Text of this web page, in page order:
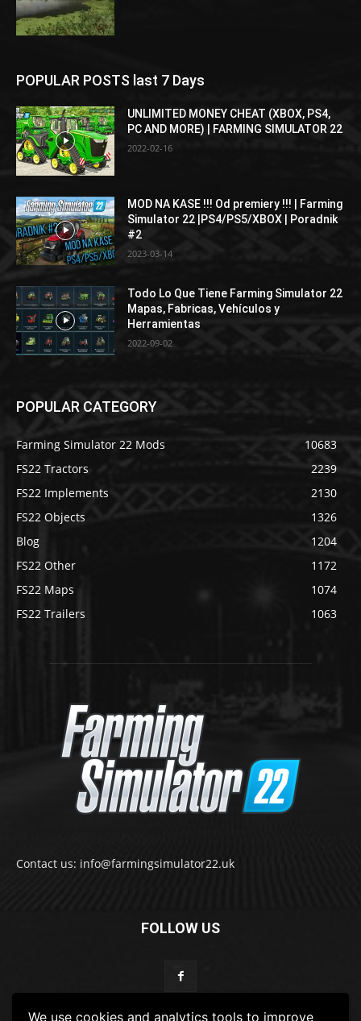
We use cookies and analytics tools to improve
POPULAR POSTS last 7 Days
UNLIMITED MONEY CHEAT (XBOX, PS4,
PC AND MORE) | FARMING SIMULATOR 22
2022-02-16
MOD NA KASE !!! Od premiery !!! | Farming
Simulator 22 |PS4/PS5/XBOX | Poradnik
#2
2023-03-14
Todo Lo Que Tiene Farming Simulator 22
Mapas, Fabricas, Vehículos y
Herramientas
2022-09-02
POPULAR CATEGORY
Farming Simulator 22 Mods
10683
FS22 Tractors
2239
FS22 Implements
2130
FS22 Objects
1326
Blog
1204
FS22 Other
1172
FS22 Maps
1074
FS22 Trailers
1063
Contact us: info@farmingsimulator22.uk
FOLLOW US